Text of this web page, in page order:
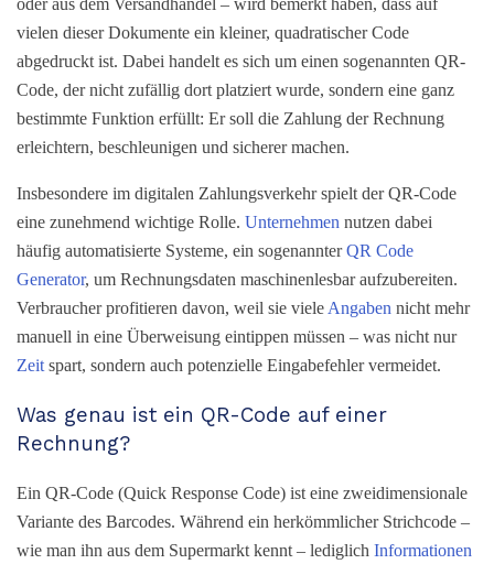
oder aus dem Versandhandel – wird bemerkt haben, dass auf
vielen dieser Dokumente ein kleiner, quadratischer Code
abgedruckt ist. Dabei handelt es sich um einen sogenannten QR-
Code, der nicht zufällig dort platziert wurde, sondern eine ganz
bestimmte Funktion erfüllt: Er soll die Zahlung der Rechnung
erleichtern, beschleunigen und sicherer machen.
Insbesondere im digitalen Zahlungsverkehr spielt der QR-Code
eine zunehmend wichtige Rolle. Unternehmen nutzen dabei
häufig automatisierte Systeme, ein sogenannterQR Code
Generator, um Rechnungsdaten maschinenlesbar aufzubereiten.
Verbraucher profitieren davon, weil sie viele Angaben nicht mehr
manuell in eine Überweisung eintippen müssen – was nicht nur
Zeit spart, sondern auch potenzielle Eingabefehler vermeidet.
Was genau ist ein QR-Code auf einer
Rechnung?
Ein QR-Code (Quick Response Code) ist eine zweidimensionale
Variante des Barcodes. Während ein herkömmlicher Strichcode –
wie man ihn aus dem Supermarkt kennt – lediglich Informationen